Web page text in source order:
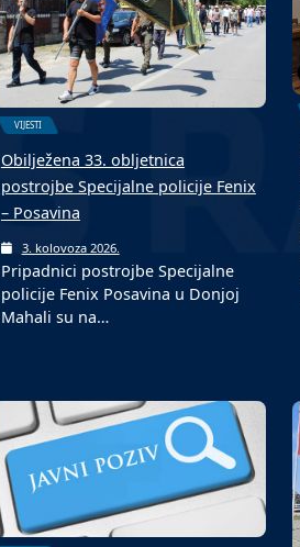
VIJESTI
Obilježena 33. obljetnica
postrojbe Specijalne policije Fenix
– Posavina
3. kolovoza 2026.
Pripadnici postrojbe Specijalne
policije Fenix Posavina u Donjoj
Mahali su na…